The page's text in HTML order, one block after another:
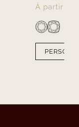
À partir de